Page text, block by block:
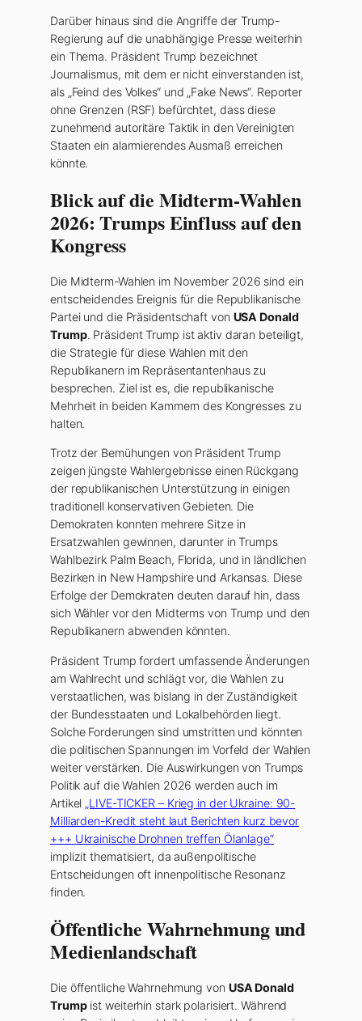
Darüber hinaus sind die Angriffe der Trump-
Regierung auf die unabhängige Presse weiterhin
ein Thema. Präsident Trump bezeichnet
Journalismus, mit dem er nicht einverstanden ist,
als „Feind des Volkes“ und „Fake News“. Reporter
ohne Grenzen (RSF) befürchtet, dass diese
zunehmend autoritäre Taktik in den Vereinigten
Staaten ein alarmierendes Ausmaß erreichen
könnte.
Blick auf die Midterm-Wahlen
2026: Trumps Einfluss auf den
Kongress
Die Midterm-Wahlen im November 2026 sind ein
entscheidendes Ereignis für die Republikanische
Partei und die Präsidentschaft von USA Donald
Trump. Präsident Trump ist aktiv daran beteiligt,
die Strategie für diese Wahlen mit den
Republikanern im Repräsentantenhaus zu
besprechen. Ziel ist es, die republikanische
Mehrheit in beiden Kammern des Kongresses zu
halten.
Trotz der Bemühungen von Präsident Trump
zeigen jüngste Wahlergebnisse einen Rückgang
der republikanischen Unterstützung in einigen
traditionell konservativen Gebieten. Die
Demokraten konnten mehrere Sitze in
Ersatzwahlen gewinnen, darunter in Trumps
Wahlbezirk Palm Beach, Florida, und in ländlichen
Bezirken in New Hampshire und Arkansas. Diese
Erfolge der Demokraten deuten darauf hin, dass
sich Wähler vor den Midterms von Trump und den
Republikanern abwenden könnten.
Präsident Trump fordert umfassende Änderungen
am Wahlrecht und schlägt vor, die Wahlen zu
verstaatlichen, was bislang in der Zuständigkeit
der Bundesstaaten und Lokalbehörden liegt.
Solche Forderungen sind umstritten und könnten
die politischen Spannungen im Vorfeld der Wahlen
weiter verstärken. Die Auswirkungen von Trumps
Politik auf die Wahlen 2026 werden auch im
Artikel „LIVE-TICKER – Krieg in der Ukraine: 90-
Milliarden-Kredit steht laut Berichten kurz bevor
+++ Ukrainische Drohnen treffen Ölanlage“
implizit thematisiert, da außenpolitische
Entscheidungen oft innenpolitische Resonanz
finden.
Öffentliche Wahrnehmung und
Medienlandschaft
Die öffentliche Wahrnehmung von USA Donald
Trumpist weiterhin stark polarisiert. Während